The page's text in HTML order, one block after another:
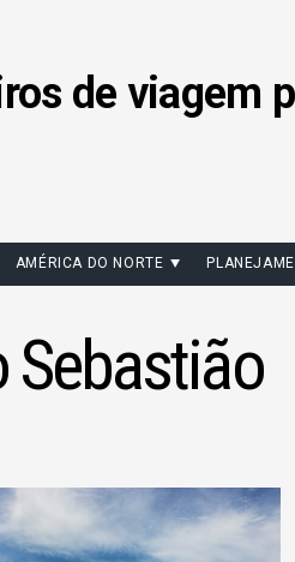
de viagem
AMÉRICA DO NORTE
Sebastião